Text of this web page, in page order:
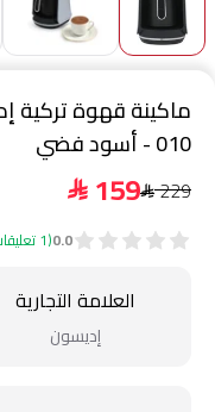
010 - أسود فضي
229
$
159
$
0.0(1 تعليقات)
العلامة التجارية
إديسون